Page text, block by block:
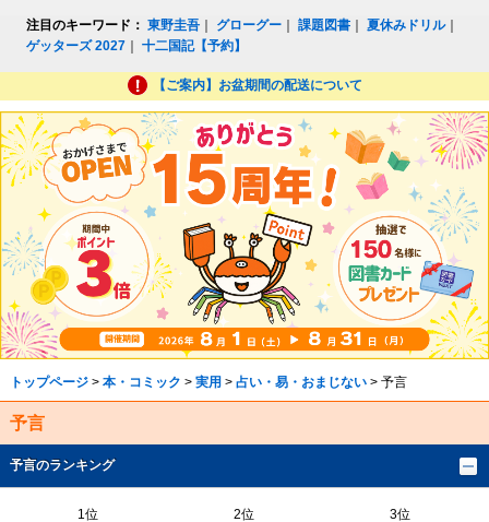
注目のキーワード： 東野圭吾 グローグー ｜課題図書 ｜夏休みドリル｜
ゲッターズ 2027 ｜十二国記【予約】
【ご案内】お盆期間の配送について
トップページ> 本・コミック > 実用 > 占い・易・おまじない> 予言
予言
予言のランキング
1位 2位 3位